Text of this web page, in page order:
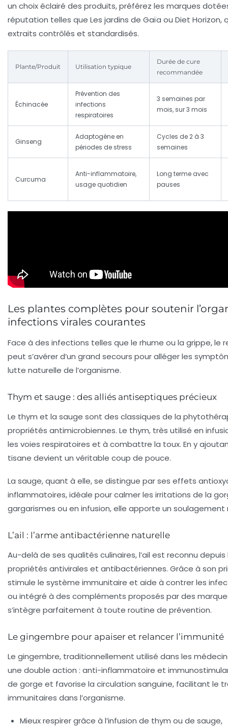
un choix éclairé des produits, préférez les marques
réputation telles que Les jardins de Gaïa ou Diet Horizon,
extraits contrôlés et standardisés.
Plante/Produit Utilisation typique
Durée de cure
recommandée
Échinacée
Prévention des
infections
respiratoires
3 semaines par
mois, sur 3 mois
Ginseng
Adaptogène en
périodes de stress
Cycles de 2 à 3
semaines
Curcuma
Anti-inflammatoire,
usage quotidien
Long terme avec
pauses
Les plantes complètes pour soutenir
infections virales courantes
Face à des infections telles que le rhume ou la grippe, le
peut s’avérer d’un grand secours pour alléger les
lutte naturelle de l’organisme.
Thym et sauge : des alliés antiseptiques précieux
Le thym et la sauge sont des classiques de la
propriétés antimicrobiennes. Le thym, très utilisé en
les voies respiratoires et à combattre la toux. En y
tisane devient un véritable coup de pouce.
La sauge, quant à elle, se distingue par ses effets
inflammatoires, idéale pour calmer les irritations de la
gargarismes ou en infusion, elle apporte un soulagement
L’ail : l’arme antibactérienne naturelle
Au-delà de ses qualités culinaires, l’ail est reconnu depuis
propriétés antivirales et antibactériennes. Grâce à son
stimule le système immunitaire et aide à contrer les
ou intégré à des compléments proposés par des
s’intègre parfaitement à toute routine de prévention.
Le gingembre pour apaiser et relancer l’immunité
Le gingembre, traditionnellement utilisé dans les
une double action : anti-inflammatoire et
de gorge et favorise la circulation sanguine, facilitant le
immunitaires dans l’organisme.
Mieux respirer grâce à l’infusion de thym ou de sauge,